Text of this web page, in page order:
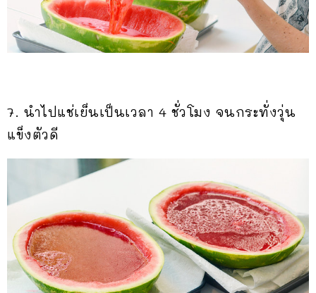
7. นำไปแช่เย็นเป็นเวลา 4 ชั่วโมง จนกระทั่งวุ่น
แข็งตัวดี